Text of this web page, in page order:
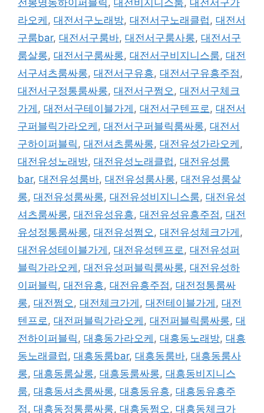
전봉명동하이퍼블릭, 대전비지니스룸, 대전서구가
라오케 , 대전서구노래방, 대전서구노래클럽, 대전서
구룸bar, 대전서구룸바, 대전서구룸사롱, 대전서구
룸살롱, 대전서구룸싸롱, 대전서구비지니스룸, 대전
서구셔츠룸싸롱, 대전서구유흥, 대전서구유흥주점,
대전서구정통룸싸롱, 대전서구쩜오, 대전서구체크
가게 , 대전서구테이블가게 , 대전서구텐프로, 대전서
구퍼블릭가라오케 , 대전서구퍼블릭룸싸롱, 대전서
구하이퍼블릭, 대전셔츠룸싸롱, 대전유성가라오케 ,
대전유성노래방, 대전유성노래클럽, 대전유성룸
bar, 대전유성룸바, 대전유성룸사롱, 대전유성룸살
롱, 대전유성룸싸롱, 대전유성비지니스룸, 대전유성
셔츠룸싸롱, 대전유성유흥, 대전유성유흥주점, 대전
유성정통룸싸롱, 대전유성쩜오, 대전유성체크가게 ,
대전유성테이블가게 , 대전유성텐프로, 대전유성퍼
블릭가라오케 , 대전유성퍼블릭룸싸롱, 대전유성하
이퍼블릭, 대전유흥, 대전유흥주점, 대전정통룸싸
롱, 대전쩜오, 대전체크가게 , 대전테이블가게 , 대전
텐프로, 대전퍼블릭가라오케 , 대전퍼블릭룸싸롱, 대
전하이퍼블릭, 대흥동가라오케 , 대흥동노래방, 대흥
동노래클럽, 대흥동룸bar, 대흥동룸바, 대흥동룸사
롱, 대흥동룸살롱, 대흥동룸싸롱, 대흥동비지니스
룸, 대흥동셔츠룸싸롱, 대흥동유흥, 대흥동유흥주
점, 대흥동정통룸싸롱, 대흥동쩜오, 대흥동체크가